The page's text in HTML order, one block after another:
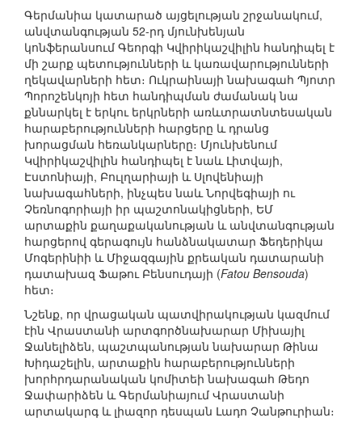
Գերմանիա կատարած այցելության շրջանակում,
անվտանգության 52-րդ մյունխենյան
կոնֆերանսում Գեորգի Կվիրիկաշվիլին հանդիպել է
մի շարք պետությունների և կառավարությունների
ղեկավարների հետ։ Ուկրաինայի նախագահ Պյոտր
Պորոշենկոյի հետ հանդիպման ժամանակ նա
քննարկել է երկու երկրների առևտրատնտեսական
հարաբերությունների հարցերը և դրանց
խորացման հեռանկարները։ Մյունխենում
Կվիրիկաշվիլին հանդիպել է նաև Լիտվայի,
Էստոնիայի, Բուլղարիայի և Սլովենիայի
նախագահների, ինչպես նաև Նորվեգիայի ու
Չեռնոգորիայի իր պաշտոնակիցների, ԵՄ
արտաքին քաղաքականության և անվտանգության
հարցերով գերագույն հանձնակատար Ֆեդերիկա
Մոգերինիի և Միջազգային քրեական դատարանի
դատախազ Ֆաթու Բենսուդայի (Fatou Bensouda)
հետ։
Նշենք, որ վրացական պատվիրակության կազմում
էին Վրաստանի արտգործնախարար Միխայիլ
Ջանելիձեն, պաշտպանության նախարար Թինա
Խիդաշելին, արտաքին հարաբերությունների
խորհրդարանական կոմիտեի նախագահ Թեդո
Ջափարիձեն և Գերմանիայում Վրաստանի
արտակարգ և լիազոր դեսպան Լադո Չանթուրիան։